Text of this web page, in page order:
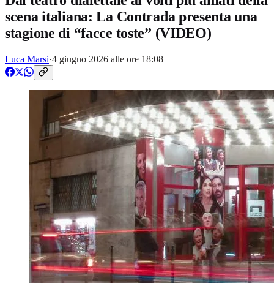
scena italiana: La Contrada presenta una
stagione di “facce toste” (VIDEO)
Luca Marsi·4 giugno 2026 alle ore 18:08